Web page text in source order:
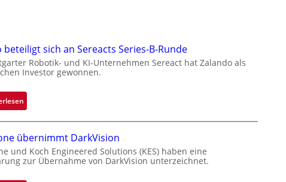
beteiligt sich an Sereacts Series-B-Runde
Robotik- und KI-Unternehmen Sereact hat Zalando als
Investor gewonnen.
:
Z
a
l
a
n
übernimmt DarkVision
und Koch Engineered Solutions (KES) haben eine
zur Übernahme von DarkVision unterzeichnet.